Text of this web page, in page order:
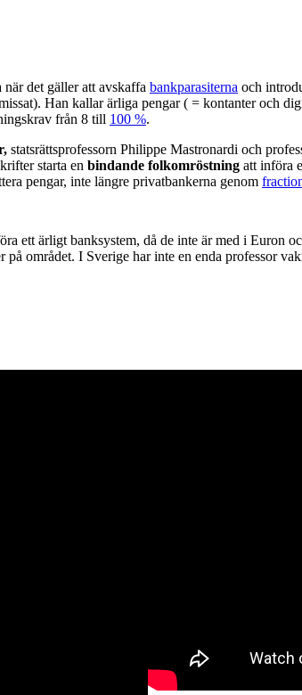
det gäller att avskaffa bankparasiterna och
Han kallar ärliga pengar ( = kontanter och
från 8 till 100 %.
statsrättsprofessorn Philippe Mastronardi och
starta en bindande folkomröstning att införa
pengar, inte längre privatbankerna genom
ett ärligt banksystem, då de inte är med i Euron
området. I Sverige har inte en enda professor